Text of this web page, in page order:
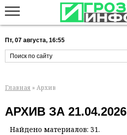
Пт, 07 августа, 16:55
Главная » Архив
АРХИВ ЗА 21.04.2026
Найдено материалов: 31.